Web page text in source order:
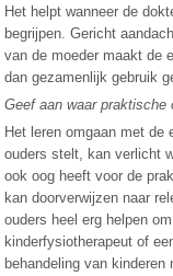
Het helpt wanneer de
begrijpen. Gericht
van de moeder maakt de
dan gezamenlijk gebruik
Geef aan waar praktische
Het leren omgaan met de
ouders stelt, kan verlicht
ook oog heeft voor de
kan doorverwijzen naar
ouders heel erg helpen
kinderfysiotherapeut of
behandeling van